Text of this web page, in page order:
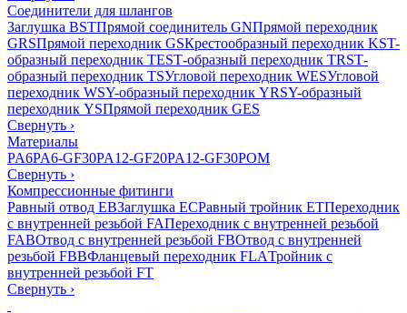
Соединители для шлангов
Заглушка BSTПрямой соединитель GNПрямой переходник
GRSПрямой переходник GSКрестообразный переходник KST-
образный переходник TESТ-образный переходник TRSТ-
образный переходник TSУгловой переходник WESУгловой
переходник WSY-образный переходник YRSY-образный
переходник YSПрямой переходник GES
Свернуть ›
Материалы
PA6PA6-GF30PA12-GF20PA12-GF30POM
Свернуть ›
Компрессионные фитинги
Равный отвод EBЗаглушка ECРавный тройник ETПереходник
с внутренней резьбой FAПереходник с внутренней резьбой
FABОтвод с внутренней резьбой FBОтвод с внутренней
резьбой FBBФланцевый переходник FLAТройник с
внутренней резьбой FT
Свернуть ›